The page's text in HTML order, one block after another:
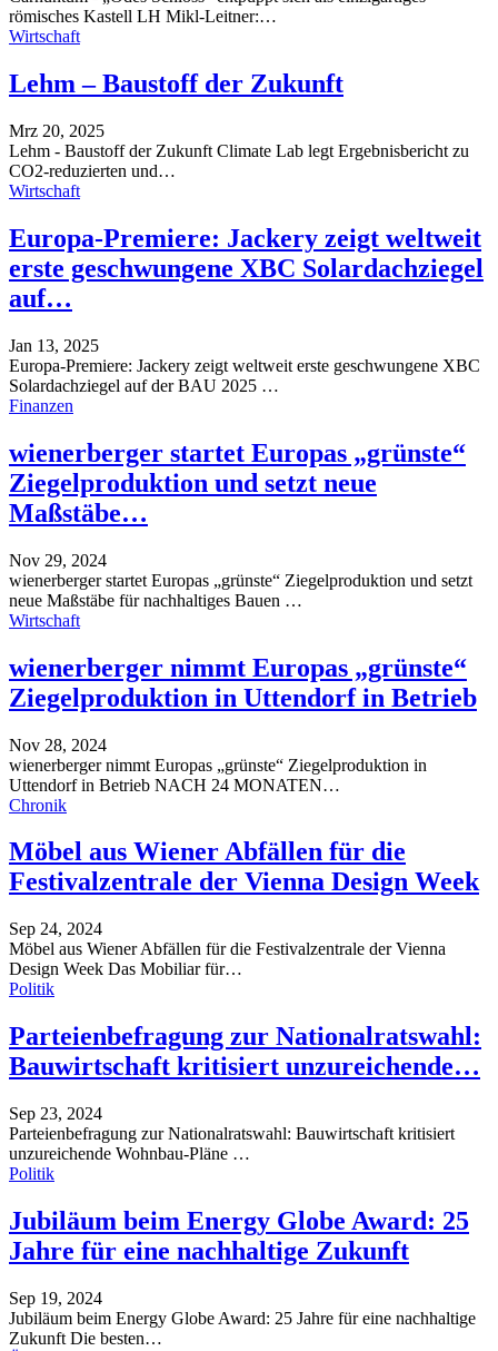
römisches Kastell LH Mikl-Leitner:…
Wirtschaft
Lehm – Baustoff der Zukunft
Mrz 20, 2025
Lehm - Baustoff der Zukunft Climate Lab legt Ergebnisbericht zu
CO2-reduzierten und…
Wirtschaft
Europa-Premiere: Jackery zeigt weltweit
erste geschwungene XBC Solardachziegel
auf…
Jan 13, 2025
Europa-Premiere: Jackery zeigt weltweit erste geschwungene XBC
Solardachziegel auf der BAU 2025 …
Finanzen
wienerberger startet Europas „grünste“
Ziegelproduktion und setzt neue
Maßstäbe…
Nov 29, 2024
wienerberger startet Europas „grünste“ Ziegelproduktion und setzt
neue Maßstäbe für nachhaltiges Bauen …
Wirtschaft
wienerberger nimmt Europas „grünste“
Ziegelproduktion in Uttendorf in Betrieb
Nov 28, 2024
wienerberger nimmt Europas „grünste“ Ziegelproduktion in
Uttendorf in Betrieb NACH 24 MONATEN…
Chronik
Möbel aus Wiener Abfällen für die
Festivalzentrale der Vienna Design Week
Sep 24, 2024
Möbel aus Wiener Abfällen für die Festivalzentrale der Vienna
Design Week Das Mobiliar für…
Politik
Parteienbefragung zur Nationalratswahl:
Bauwirtschaft kritisiert unzureichende…
Sep 23, 2024
Parteienbefragung zur Nationalratswahl: Bauwirtschaft kritisiert
unzureichende Wohnbau-Pläne …
Politik
Jubiläum beim Energy Globe Award: 25
Jahre für eine nachhaltige Zukunft
Sep 19, 2024
Jubiläum beim Energy Globe Award: 25 Jahre für eine nachhaltige
Zukunft Die besten…